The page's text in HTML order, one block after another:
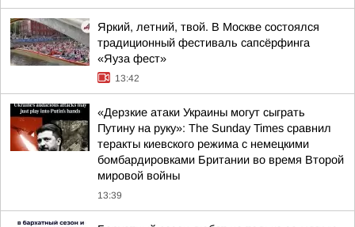
Яркий, летний, твой. В Москве состоялся
традиционный фестиваль сапсёрфинга
«Яуза фест»
13:42
«Дерзкие атаки Украины могут сыграть
Путину на руку»: The Sunday Times сравнил
теракты киевского режима с немецкими
бомбардировками Британии во время Второй
мировой войны
13:39